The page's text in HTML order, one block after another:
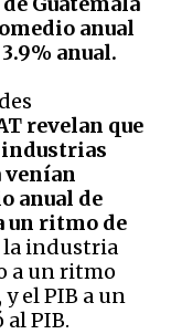
anual
anual.
revelan que
industrias
venían
anual de
un ritmo de
la industria
a un ritmo
el PIB a un
PIB.